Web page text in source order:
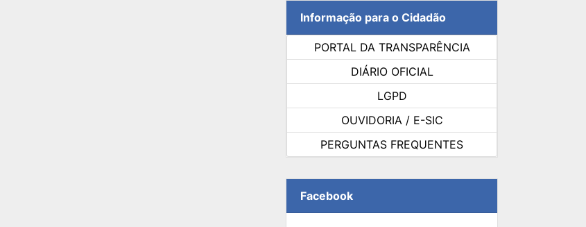
Informação para o Cidadão
PORTAL DA TRANSPARÊNCIA
DIÁRIO OFICIAL
LGPD
OUVIDORIA / E-SIC
PERGUNTAS FREQUENTES
Facebook